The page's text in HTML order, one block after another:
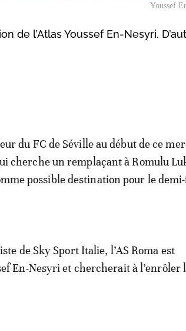
Youssef
de l’Atlas Youssef En-Nesyri.
du FC de Séville au début de ce
cherche un remplaçant à Romulu
possible destination pour le
de Sky Sport Italie, l’AS Roma est
En-Nesyri et chercherait à l’enrôler